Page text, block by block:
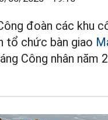
đoàn các khu
tổ chức bàn giao
Công nhân năm